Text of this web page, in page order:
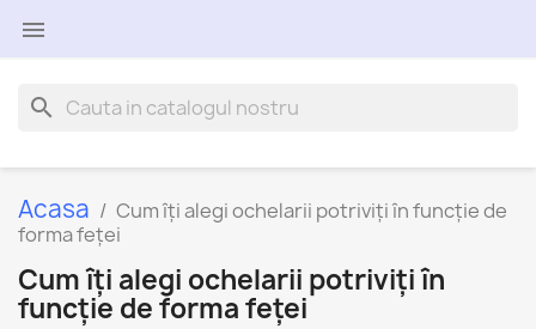

search
Acasa
Cum îți alegi ochelarii potriviți în funcție de
forma feței
Cum îți alegi ochelarii potriviți în
funcție de forma feței